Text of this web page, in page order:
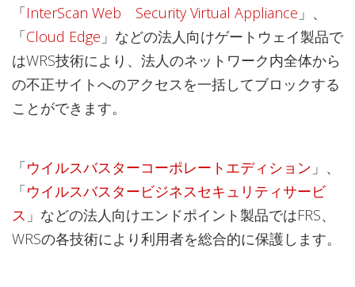
「InterScan Web Security Virtual Appliance 」、
「Cloud Edge 」などの法人向けゲートウェイ製品で
はWRS技術により、法人のネットワーク内全体から
の不正サイトへのアクセスを一括してブロックする
ことができます。
「ウイルスバスターコーポレートエディション 」、
「ウイルスバスタービジネスセキュリティサービ
ス 」などの法人向けエンドポイント製品ではFRS、
WRSの各技術により利用者を総合的に保護します。